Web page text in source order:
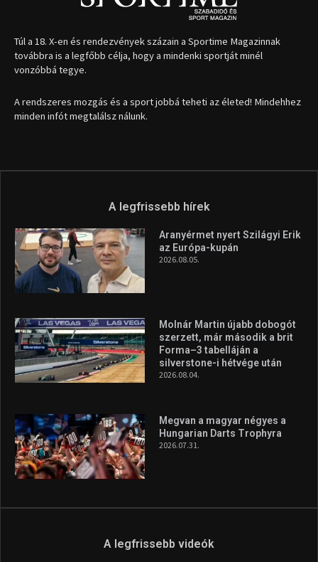
Túl a 18. X-en és rendezvények százain a Sportime Magazinnak
továbbra is a legfőbb célja, hogy a mindenki sportját minél
vonzóbbá tegye.
A rendszeres mozgás és a sport jobbá teheti az életed! Mindehhez
minden infót megtalálsz nálunk.
A legfrissebb hírek
Aranyérmet nyert Szilágyi Erik
az Európa-kupán
2026.08.05.
Molnár Martin újabb dobogót
szerzett, már második a brit
Forma–3 tabelláján a
silverstone-i hétvége után
2026.08.04.
Megvan a magyar négyes a
Hungarian Darts Trophyra
2026.07.31.
A legfrissebb videók